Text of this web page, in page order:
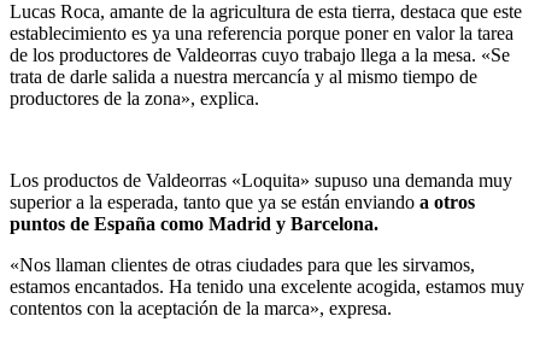
Lucas Roca, amante de la agricultura de esta tierra, destaca que este
establecimiento es ya una referencia porque poner en valor la tarea
de los productores de Valdeorras cuyo trabajo llega a la mesa. «Se
trata de darle salida a nuestra mercancía y al mismo tiempo de
productores de la zona», explica.
Los productos de Valdeorras «Loquita» supuso una demanda muy
superior a la esperada, tanto que ya se están enviando a otros
puntos de España como Madrid y Barcelona.
«Nos llaman clientes de otras ciudades para que les sirvamos,
estamos encantados. Ha tenido una excelente acogida, estamos muy
contentos con la aceptación de la marca», expresa.